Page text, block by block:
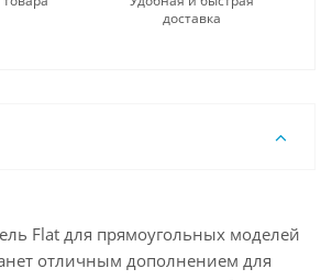
доставка
Flat для прямоугольных моделей
отличным дополнением для